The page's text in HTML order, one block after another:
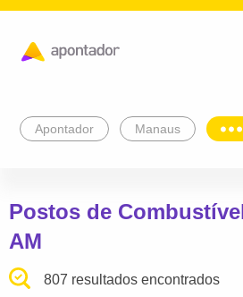
Apontador Manaus
Postos de
AM
807 resultados encontrados